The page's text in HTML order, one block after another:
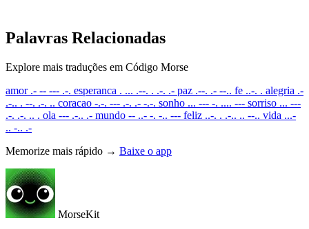
Palavras Relacionadas
Explore mais traduções em Código Morse
amor .- -- --- .-. esperanca . ... .--. . .-. .- paz .--. .- --.. fe ..-. . alegria .-
.-.. . --. .-. .. coracao -.-. --- .-. .- -.-. sonho ... --- -. .... --- sorriso ... ---
.-. .-. .. . ola --- .-.. .- mundo -- ..- -. -.. --- feliz ..-. . .-.. .. --.. vida ...-
.. -.. .-
Memorize mais rápido → Baixe o app
MorseKit